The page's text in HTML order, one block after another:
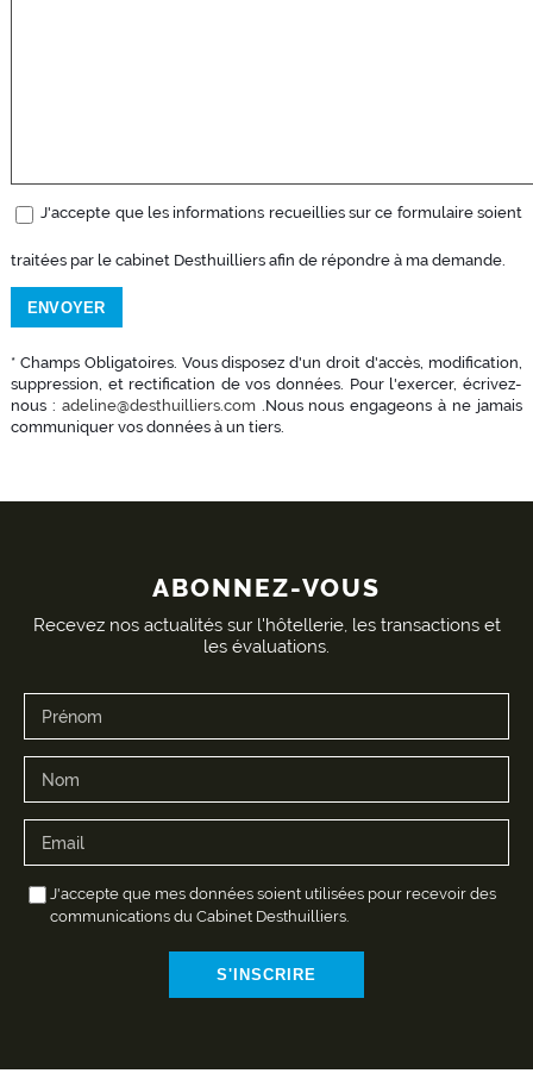
J'accepte que les informations recueillies sur ce formulaire soient
traitées par le cabinet Desthuilliers afin de répondre à ma demande.
* Champs Obligatoires. Vous disposez d'un droit d'accès, modification,
suppression, et rectification de vos données. Pour l'exercer, écrivez-
nous : adeline@desthuilliers.com.Nous nous engageons à ne jamais
communiquer vos données à un tiers.
ABONNEZ-VOUS
Recevez nos actualités sur l'hôtellerie, les transactions et
les évaluations.
J'accepte que mes données soient utilisées pour recevoir des
communications du Cabinet Desthuilliers.
S'INSCRIRE